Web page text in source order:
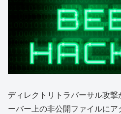
ディレクトリトラバーサル攻
ーバー上の非公開ファイルにア